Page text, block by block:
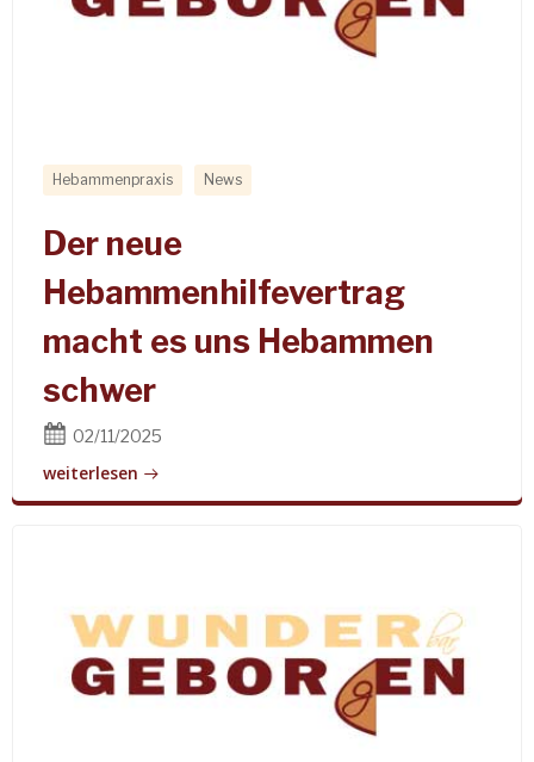
Hebammenpraxis News
Der neue
Hebammenhilfevertrag
macht es uns Hebammen
schwer
02/11/2025
weiterlesen